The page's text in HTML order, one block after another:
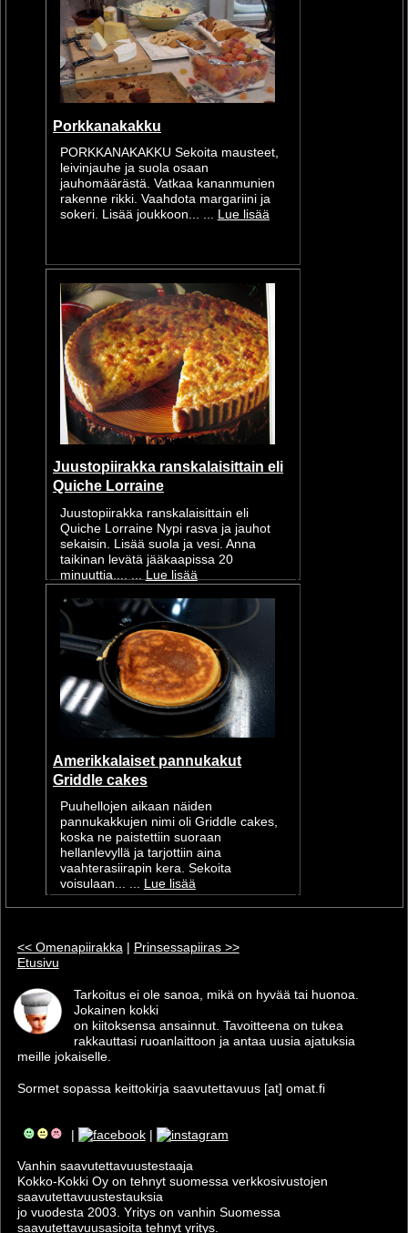
Porkkanakakku
PORKKANAKAKKU Sekoita mausteet,
leivinjauhe ja suola osaan
jauhomäärästä. Vatkaa kananmunien
rakenne rikki. Vaahdota margariini ja
sokeri. Lisää joukkoon... ... Lue lisää
Juustopiirakka ranskalaisittain eli
Quiche Lorraine
Juustopiirakka ranskalaisittain eli
Quiche Lorraine Nypi rasva ja jauhot
sekaisin. Lisää suola ja vesi. Anna
taikinan levätä jääkaapissa 20
minuuttia.... ... Lue lisää
Amerikkalaiset pannukakut
Griddle cakes
Puuhellojen aikaan näiden
pannukakkujen nimi oli Griddle cakes,
koska ne paistettiin suoraan
hellanlevyllä ja tarjottiin aina
vaahterasiirapin kera. Sekoita
voisulaan... ... Lue lisää
<< Omenapiirakka|
Prinsessapiiras >>
Etusivu
Tarkoitus ei ole sanoa, mikä on hyvää tai huonoa.
Jokainen kokki
on kiitoksensa ansainnut. Tavoitteena on tukea
rakkauttasi ruoanlaittoon ja antaa uusia ajatuksia
meille jokaiselle.
Sormet sopassa keittokirja saavutettavuus [at] omat.fi
| |
Vanhin saavutettavuus­testaaja
Kokko-Kokki Oy on tehnyt suomessa verkkosivustojen
saavutettavuus­testauksia
jo vuodesta 2003. Yritys on vanhin Suomessa
saavutettavuusasioita tehnyt yritys.